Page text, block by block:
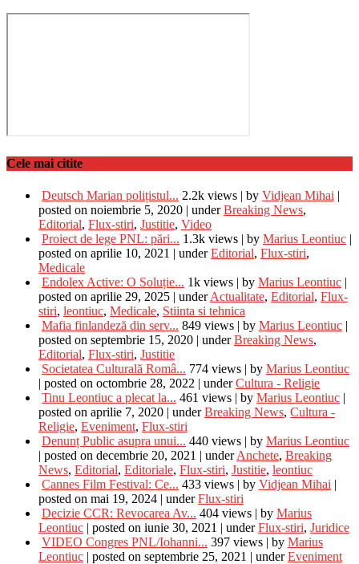
Cele mai citite
Deutsch Marian polițistul... 2.2k views | by Vidjean Mihai |
posted on noiembrie 5, 2020 | underBreaking News,
Editorial, Flux-stiri, Justitie, Video
Proiect de lege PNL: pări... 1.3k views | by Marius Leontiuc |
posted on aprilie 10, 2021 | underEditorial, Flux-stiri,
Medicale
Endolex Active: O Soluție... 1k views | by Marius Leontiuc |
posted on aprilie 29, 2025 | underActualitate, Editorial, Flux-
stiri, leontiuc, Medicale, Stiinta si tehnica
Mafia finlandeză din serv... 849 views | by Marius Leontiuc |
posted on septembrie 15, 2020 | underBreaking News,
Editorial, Flux-stiri, Justitie
Societatea Culturală Româ... 774 views | by Marius Leontiuc
| posted on octombrie 28, 2022 | underCultura - Religie
Tinu Leontiuc a plecat la... 461 views | by Marius Leontiuc |
posted on aprilie 7, 2020 | underBreaking News, Cultura -
Religie, Eveniment, Flux-stiri
Denunț Public asupra unui... 440 views | by Marius Leontiuc
| posted on decembrie 20, 2021 | underAnchete, Breaking
News, Editorial, Editoriale, Flux-stiri, Justitie, leontiuc
Cannes Film Festival: Ce... 433 views | by Vidjean Mihai |
posted on mai 19, 2024 | underFlux-stiri
Decizie CCR: Revocarea Av... 404 views | by Marius
Leontiuc | posted on iunie 30, 2021 | underFlux-stiri, Juridice
VIDEO Congres PNL/Iohanni... 397 views | by Marius
Leontiuc | posted on septembrie 25, 2021 | underEveniment